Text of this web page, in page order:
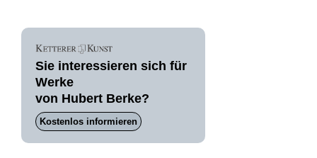
Sie interessieren sich für
Werke
von Hubert Berke?
Kostenlos informieren